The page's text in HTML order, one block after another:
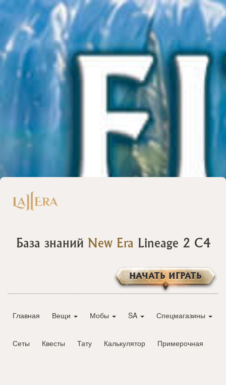
База знаний New Era Lineage 2 C4
НАЧАТЬ ИГРАТЬ
Главная Вещи Мобы SA Спецмагазины
Сеты Квесты Тату Калькулятор Примерочная